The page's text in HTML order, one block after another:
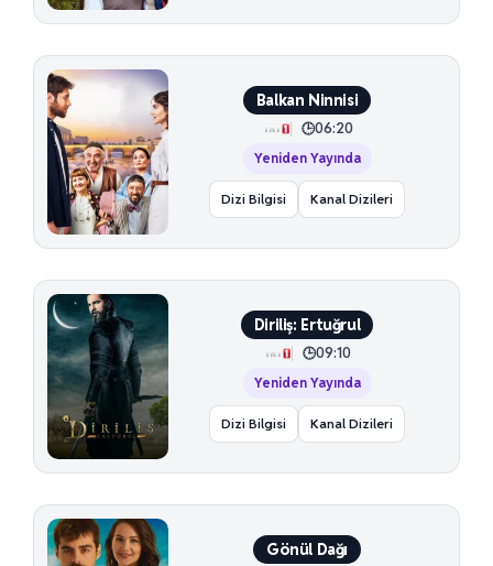
Balkan Ninnisi
06:20
Yeniden Yayında
Dizi Bilgisi Kanal Dizileri
Diriliş: Ertuğrul
09:10
Yeniden Yayında
Dizi Bilgisi Kanal Dizileri
Gönül Dağı